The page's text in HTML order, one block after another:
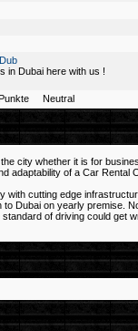
in Dubai here with us !
Neutral
city whether it is for
adaptability of a Car Rental
with cutting edge
Dubai on yearly premise.
of driving could get